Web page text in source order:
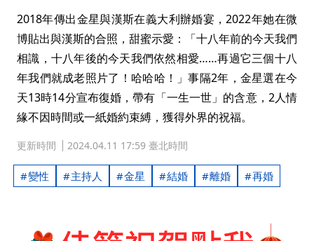
2018年傳出金星與漢斯在義大利辦婚宴，2022年她在微
博貼出與漢斯的合照，甜蜜示愛：「十八年前的今天我們
相識，十八年後的今天我們依然相愛……再過它三個十八
年我們就成老照片了！哈哈哈！」事隔2年，金星選在今
天13時14分宣布復婚，帶有「一生一世」的含意，2人情
緣不因時間或一紙婚約束縛，獲得外界的祝福。
更新時間 2024.04.11 17:59 臺北時間
變性 主持人 金星 結婚 離婚 再婚